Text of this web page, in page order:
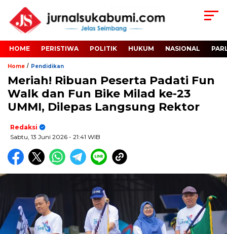
HOME PERISTIWA POLITIK HUKUM NASIONAL
Home / Pendidikan
Meriah! Ribuan Peserta Padati Fun
Walk dan Fun Bike Milad ke-23
UMMI, Dilepas Langsung Rektor
Redaksi
Sabtu, 13 Juni 2026 - 21:41 WIB